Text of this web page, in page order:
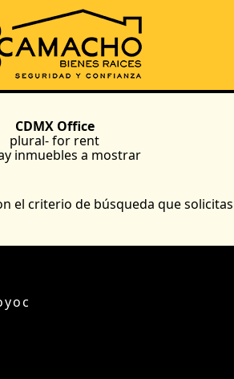
CDMX Office
plural-for rent
inmuebles a mostrar
el criterio de búsqueda que solicitas